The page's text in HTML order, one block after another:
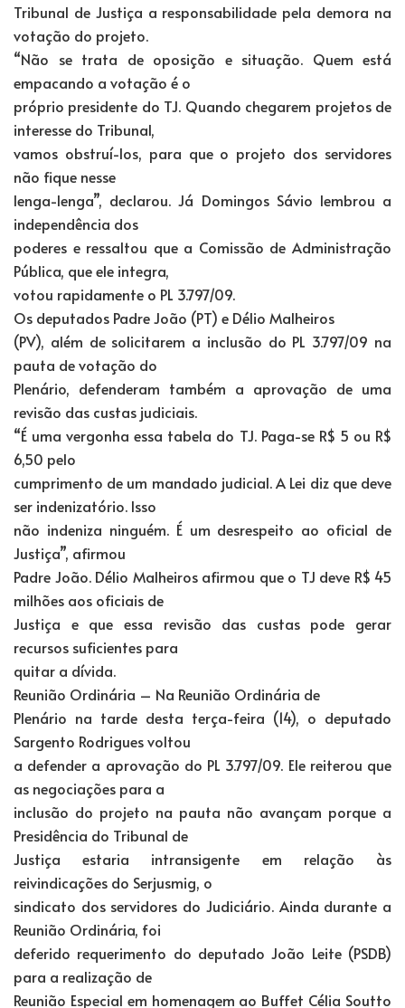
Tribunal de Justiça a responsabilidade pela demora na
votação do projeto.
“Não se trata de oposição e situação. Quem está
empacando a votação é o
próprio presidente do TJ. Quando chegarem projetos de
interesse do Tribunal,
vamos obstruí-los, para que o projeto dos servidores
não fique nesse
lenga-lenga”, declarou. Já Domingos Sávio lembrou a
independência dos
poderes e ressaltou que a Comissão de Administração
Pública, que ele integra,
votou rapidamente o PL 3.797/09.
Os deputados Padre João (PT) e Délio Malheiros
(PV), além de solicitarem a inclusão do PL 3.797/09 na
pauta de votação do
Plenário, defenderam também a aprovação de uma
revisão das custas judiciais.
“É uma vergonha essa tabela do TJ. Paga-se R$ 5 ou R$
6,50 pelo
cumprimento de um mandado judicial. A Lei diz que deve
ser indenizatório. Isso
não indeniza ninguém. É um desrespeito ao oficial de
Justiça”, afirmou
Padre João. Délio Malheiros afirmou que o TJ deve R$ 45
milhões aos oficiais de
Justiça e que essa revisão das custas pode gerar
recursos suficientes para
quitar a dívida.
Reunião Ordinária – Na Reunião Ordinária de
Plenário na tarde desta terça-feira (14), o deputado
Sargento Rodrigues voltou
a defender a aprovação do PL 3.797/09. Ele reiterou que
as negociações para a
inclusão do projeto na pauta não avançam porque a
Presidência do Tribunal de
Justiça estaria intransigente em relação às
reivindicações do Serjusmig, o
sindicato dos servidores do Judiciário. Ainda durante a
Reunião Ordinária, foi
deferido requerimento do deputado João Leite (PSDB)
para a realização de
Reunião Especial em homenagem ao Buffet Célia Soutto